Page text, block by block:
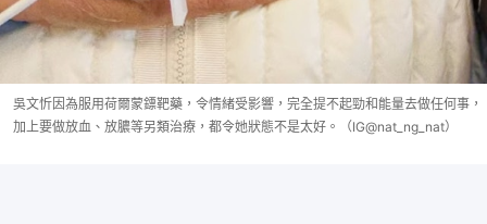
吳文忻因為服用荷爾蒙鏢靶藥，令情緒受影響，完全提不起勁和能量去做任何事，
加上要做放血、放膿等另類治療，都令她狀態不是太好。（IG@nat_ng_nat）